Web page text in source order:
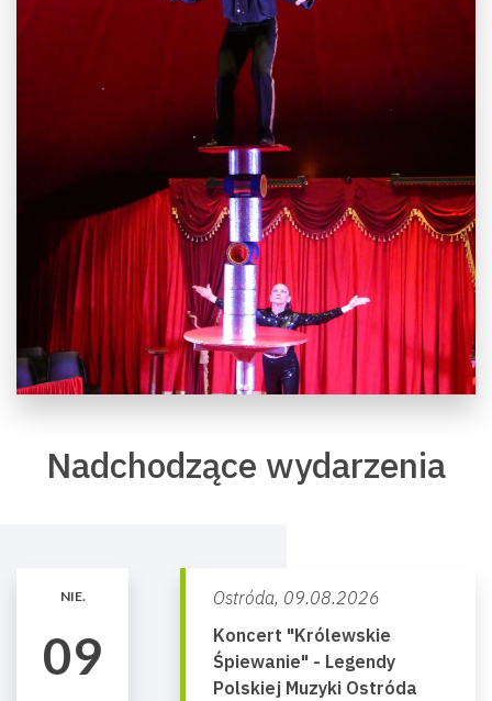
Nadchodzące wydarzenia
NIE.
09
Ostróda, 09.08.2026
Koncert "Królewskie
Śpiewanie" - Legendy
Polskiej Muzyki Ostróda